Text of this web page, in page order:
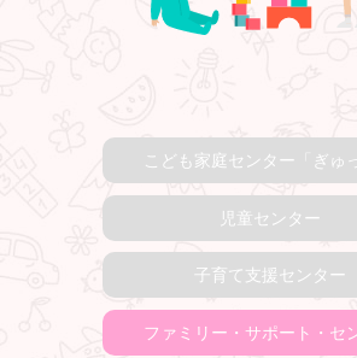
こども家庭センター「ぎゅ
児童センター
子育て支援センター
ファミリー・サポート・セ